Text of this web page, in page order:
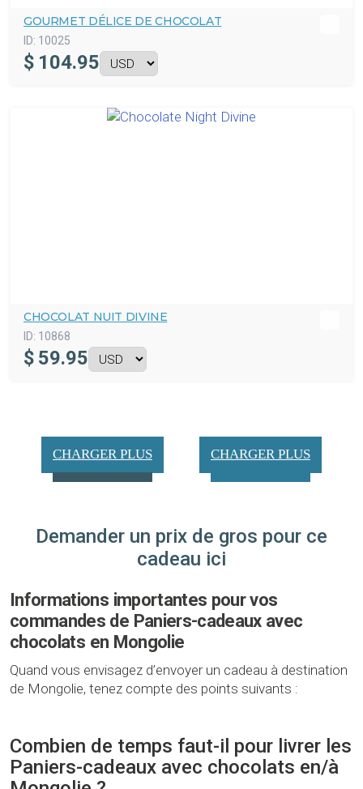
GOURMET DÉLICE DE CHOCOLAT
ID: 10025
$ 104.95
CHOCOLAT NUIT DIVINE
ID: 10868
$ 59.95
CHARGER PLUS CHARGER PLUS
Demander un prix de gros pour ce
cadeau ici
Informations importantes pour vos
commandes de Paniers-cadeaux avec
chocolats en Mongolie
Quand vous envisagez d’envoyer un cadeau à destination
de Mongolie, tenez compte des points suivants :
Combien de temps faut-il pour livrer les
Paniers-cadeaux avec chocolats en/à